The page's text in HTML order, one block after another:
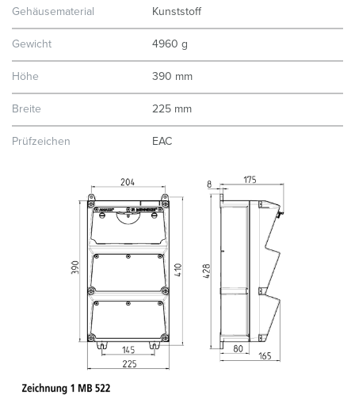
Gehäusematerial Kunststoff
Gewicht 4960 g
Höhe 390 mm
Breite 225 mm
Prüfzeichen EAC